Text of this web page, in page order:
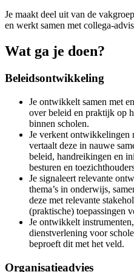
Je maakt deel uit van de
en werkt samen met
Wat ga je doen?
Beleidsontwikkeling
Je ontwikkelt samen met
over beleid en praktijk op
binnen scholen.
Je verkent ontwikkelingen
vertaalt deze in nauwe
beleid, handreikingen en
besturen en
Je signaleert relevante
thema’s in onderwijs,
deze met relevante
(praktische) toepassingen
Je ontwikkelt
dienstverlening voor
beproeft dit met het veld.
Organisatieadvies